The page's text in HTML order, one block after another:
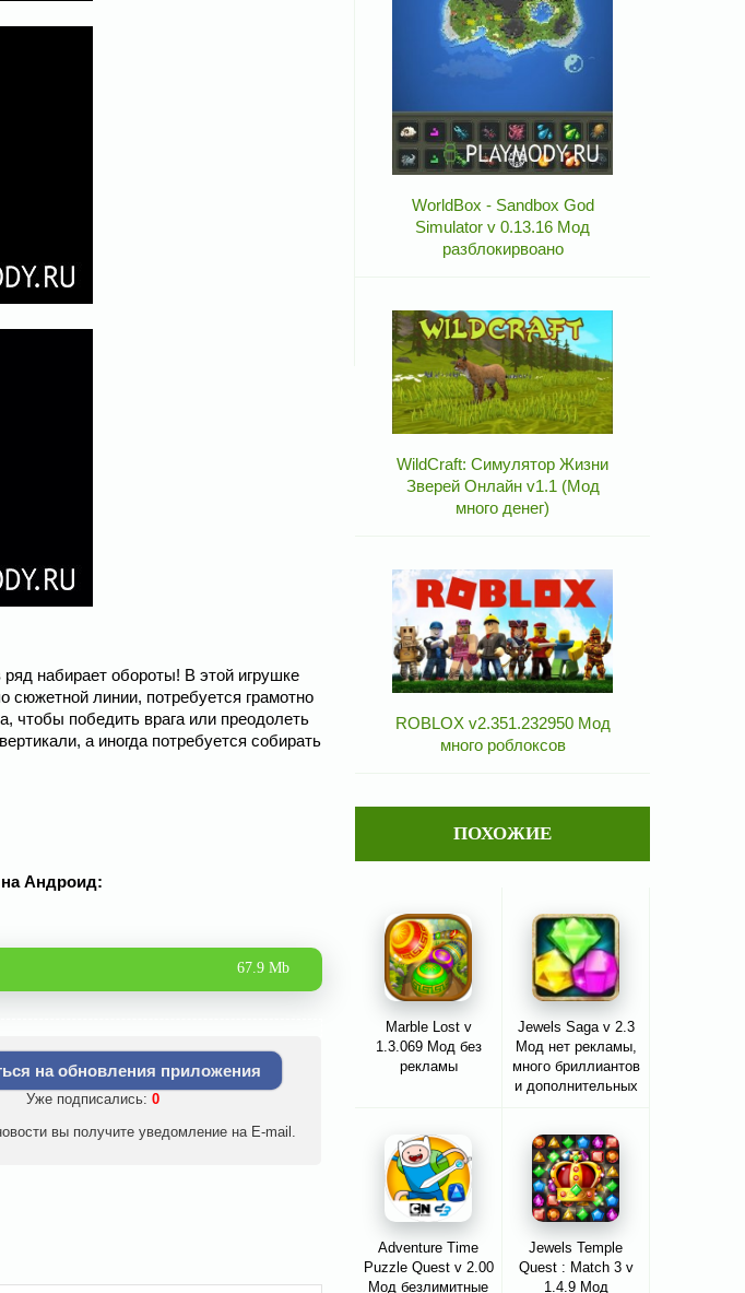
набирает обороты! В этой игрушке
сюжетной линии, потребуется грамотно
чтобы победить врага или преодолеть
а иногда потребуется собирать
на Андроид:
67.9 Mb
на обновления приложения
Уже подписались: 0
вы получите уведомление на E-mail.
WorldBox - Sandbox God
Simulator v 0.13.16 Мод
разблокирвоано
WildCraft: Симулятор Жизни
Зверей Онлайн v1.1 (Мод
много денег)
ROBLOX v2.351.232950 Мод
много роблоксов
ПОХОЖИЕ
Marble Lost v
1.3.069 Мод без
рекламы
Jewels Saga v 2.3
Мод нет рекламы,
много бриллиантов
и дополнительных
Adventure Time
Puzzle Quest v 2.00
Мод безлимитные
Jewels Temple
Quest : Match 3 v
1.4.9 Мод